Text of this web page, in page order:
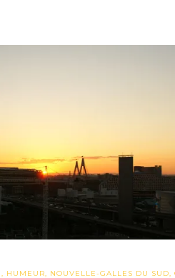
, HUMEUR, NOUVELLE-GALLES DU SUD,